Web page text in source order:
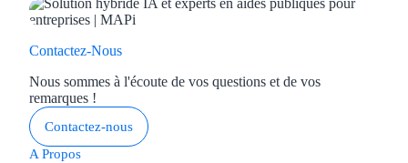
Contactez-Nous
Nous sommes à l'écoute de vos questions et de vos
remarques !
Contactez-nous
A Propos